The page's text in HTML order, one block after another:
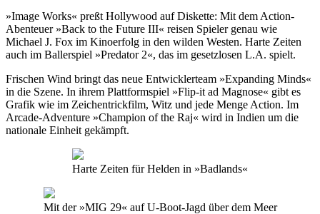
»Image Works« preßt Hollywood auf Diskette: Mit dem Action-
Abenteuer »Back to the Future III« reisen Spieler genau wie
Michael J. Fox im Kinoerfolg in den wilden Westen. Harte Zeiten
auch im Ballerspiel »Predator 2«, das im gesetzlosen L.A. spielt.
Frischen Wind bringt das neue Entwicklerteam »Expanding Minds«
in die Szene. In ihrem Plattformspiel »Flip-it ad Magnose« gibt es
Grafik wie im Zeichentrickfilm, Witz und jede Menge Action. Im
Arcade-Adventure »Champion of the Raj« wird in Indien um die
nationale Einheit gekämpft.
Harte Zeiten für Helden in »Badlands«
Mit der »MIG 29« auf U-Boot-Jagd über dem Meer